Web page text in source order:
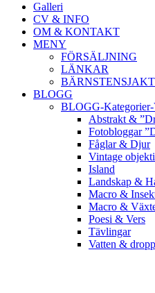
Galleri
CV & INFO
OM & KONTAKT
MENY
FÖRSÄLJNING
LÄNKAR
BLOGG
BLOGG-
Abstrakt &
Fotobloggar
Fåglar & Djur
Vintage
Island
Landskap &
Macro &
Macro &
Poesi & Vers
Tävlingar
Vatten &